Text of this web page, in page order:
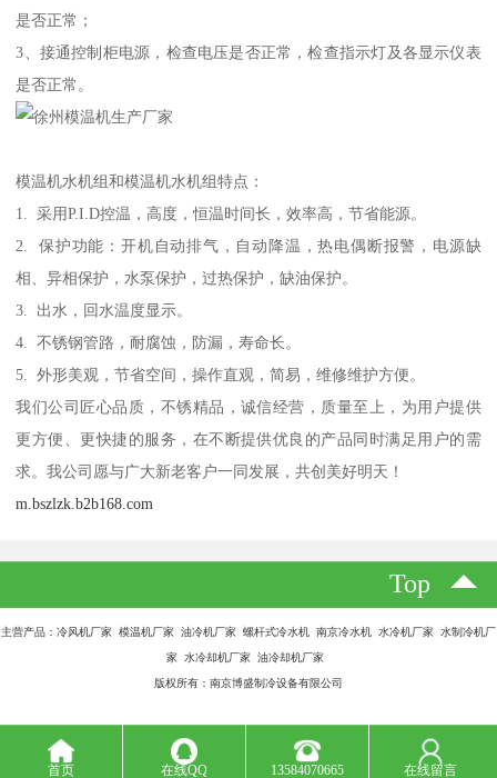
是否正常；
3、接通控制柜电源，检查电压是否正常，检查指示灯及各显示仪表
是否正常。
模温机水机组和模温机水机组特点：
1. 采用P.I.D控温，高度，恒温时间长，效率高，节省能源。
2. 保护功能：开机自动排气，自动降温，热电偶断报警，电源缺
相、异相保护，水泵保护，过热保护，缺油保护。
3. 出水，回水温度显示。
4. 不锈钢管路，耐腐蚀，防漏，寿命长。
5. 外形美观，节省空间，操作直观，简易，维修维护方便。
我们公司匠心品质，不锈精品，诚信经营，质量至上，为用户提供
更方便、更快捷的服务，在不断提供优良的产品同时满足用户的需
求。我公司愿与广大新老客户一同发展，共创美好明天！
m.bszlzk.b2b168.com
Top
主营产品：冷风机厂家 模温机厂家 油冷机厂家 螺杆式冷水机 南京冷水机 水冷机厂家 水制冷机厂
家 水冷却机厂家 油冷却机厂家
版权所有：南京博盛制冷设备有限公司
首页 在线QQ 13584070665 在线留言